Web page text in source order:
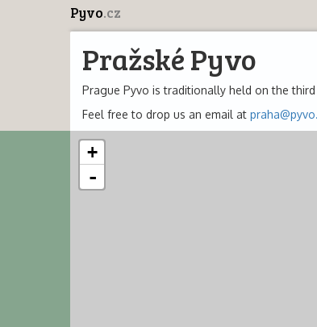
Pyvo.cz
Pražské Pyvo
Prague Pyvo is traditionally held on the
Feel free to drop us an email at
+
-